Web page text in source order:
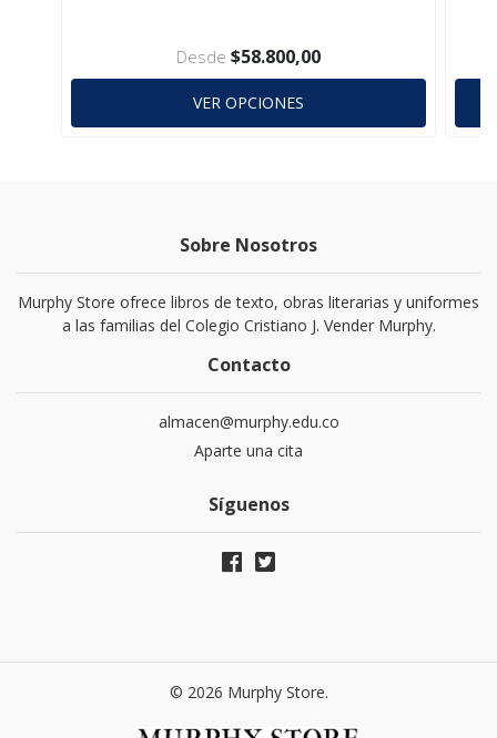
Desde $58.800,00
VER OPCIONES
Sobre Nosotros
Murphy Store ofrece libros de texto, obras literarias y uniformes
a las familias del Colegio Cristiano J. Vender Murphy.
Contacto
almacen@murphy.edu.co
Aparte una cita
Síguenos
© 2026 Murphy Store.